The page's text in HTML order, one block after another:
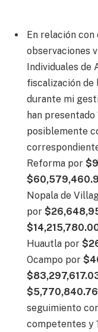
En relación
observaciones
Individuales de
fiscalización de
durante mi
han presentado
posiblemente
Reforma por
Nopala de
por
Huautla por
Ocampo por
$5,770,840.76
seguimiento
competentes y